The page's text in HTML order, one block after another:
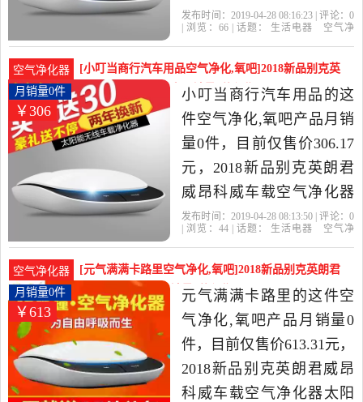
子氧吧除甲醛是2019年一
器当中性价比很高的空气
净化,氧吧，由广东 深圳发
货。
发布时间：2019-04-28 08:16:23 | 评论： 0
| 浏览： 66| 话题： 生活电器
空气净
空气净化器
[小叮当商行汽车用品空气净化,氧吧]2018新品别克英
朗君威昂科威车载空月销量0件仅售306.17元
￥306
月销量0件
小叮当商行汽车用品的这
件空气净化,氧吧产品月销
量0件，目前仅售价306.17
元，2018新品别克英朗君
威昂科威车载空气净化器
太阳能氧吧汽车用消除是
品精选生活电器当中性价
比很高的空气净化,氧吧，
由广东 广州发货。
发布时间：2019-04-28 08:13:50 | 评论： 0
| 浏览： 44| 话题： 生活电器
空气净
空气净化器
[元气满满卡路里空气净化,氧吧]2018新品别克英朗君
威昂科威车载空月销量0件仅售613.31元
￥613
月销量0件
元气满满卡路里的这件空
气净化,氧吧产品月销量0
件，目前仅售价613.31元，
2018新品别克英朗君威昂
科威车载空气净化器太阳